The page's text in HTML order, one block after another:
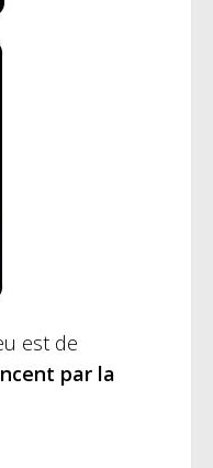
est de
par la